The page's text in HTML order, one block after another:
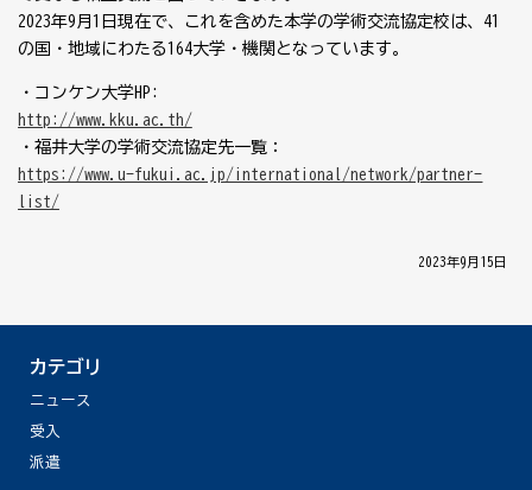
2023年9月1日現在で、これを含めた本学の学術交流協定校は、41
の国・地域にわたる164大学・機関となっています。
・コンケン大学HP:
http://www.kku.ac.th/
・福井大学の学術交流協定先一覧：
https://www.u-fukui.ac.jp/international/network/partner-
list/
│ 2023年9月15日 │
カテゴリ
ニュース
受入
派遣